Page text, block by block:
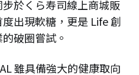
於くら寿司線上商城販
出現軟糖，更是 Life 創
破圈嘗試。​
雖具備強大的健康取向